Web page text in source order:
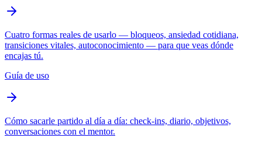
Cuatro formas reales de usarlo — bloqueos, ansiedad cotidiana,
transiciones vitales, autoconocimiento — para que veas dónde
encajas tú.
Guía de uso
Cómo sacarle partido al día a día: check-ins, diario, objetivos,
conversaciones con el mentor.